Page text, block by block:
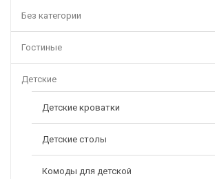
Без категории
Гостиные
Детские
Детские кроватки
Детские столы
Комоды для детской